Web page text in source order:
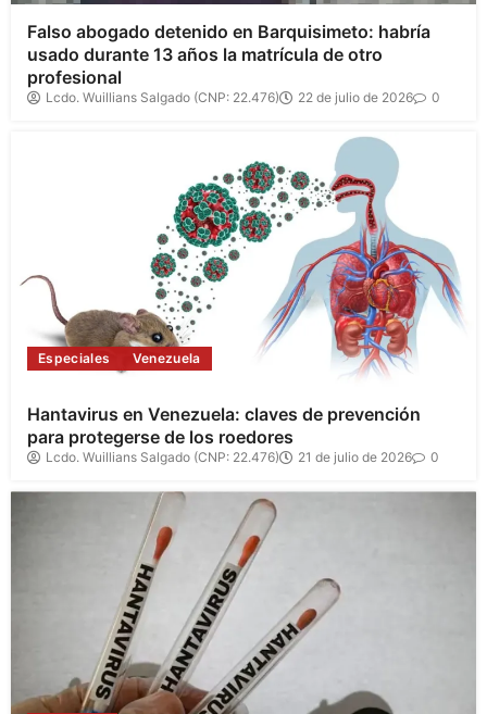
Falso abogado detenido en Barquisimeto: habría
usado durante 13 años la matrícula de otro
profesional
Lcdo. Wuillians Salgado (CNP: 22.476) 22 de julio de 2026 0
Especiales Venezuela
Hantavirus en Venezuela: claves de prevención
para protegerse de los roedores
Lcdo. Wuillians Salgado (CNP: 22.476) 21 de julio de 2026 0